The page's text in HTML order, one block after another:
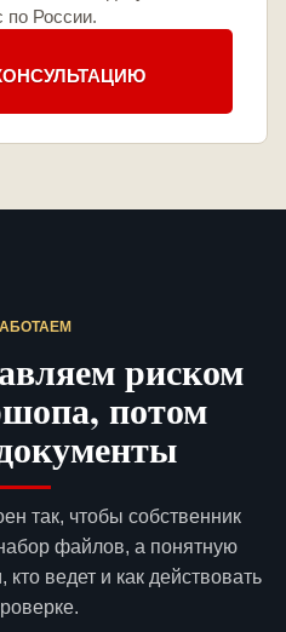
по России.
риском
потом
так, чтобы собственник
файлов, а понятную
ведет и как действовать